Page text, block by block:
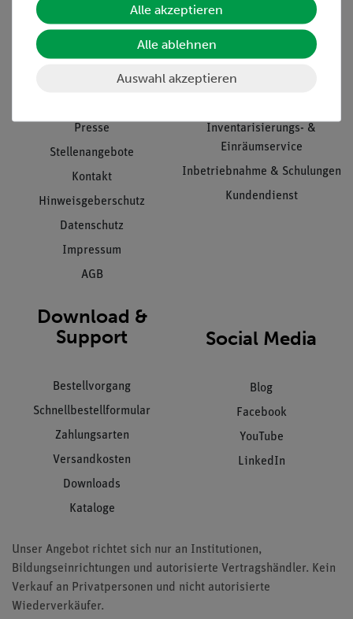
Informationen
Unternehmen
Presse
Stellenangebote
Kontakt
Hinweisgeberschutz
Datenschutz
Impressum
AGB
Service
Übersicht Service
Inventarisierungs- &
Einräumservice
Inbetriebnahme & Schulungen
Kundendienst
Download &
Support
Bestellvorgang
Schnellbestellformular
Zahlungsarten
Versandkosten
Downloads
Kataloge
Social Media
Blog
Facebook
YouTube
LinkedIn
Unser Angebot richtet sich nur an Institutionen,
Bildungseinrichtungen und autorisierte Vertragshändler. Kein
Verkauf an Privatpersonen und nicht autorisierte
Wiederverkäufer.
Alle akzeptieren
Alle ablehnen
Auswahl akzeptieren